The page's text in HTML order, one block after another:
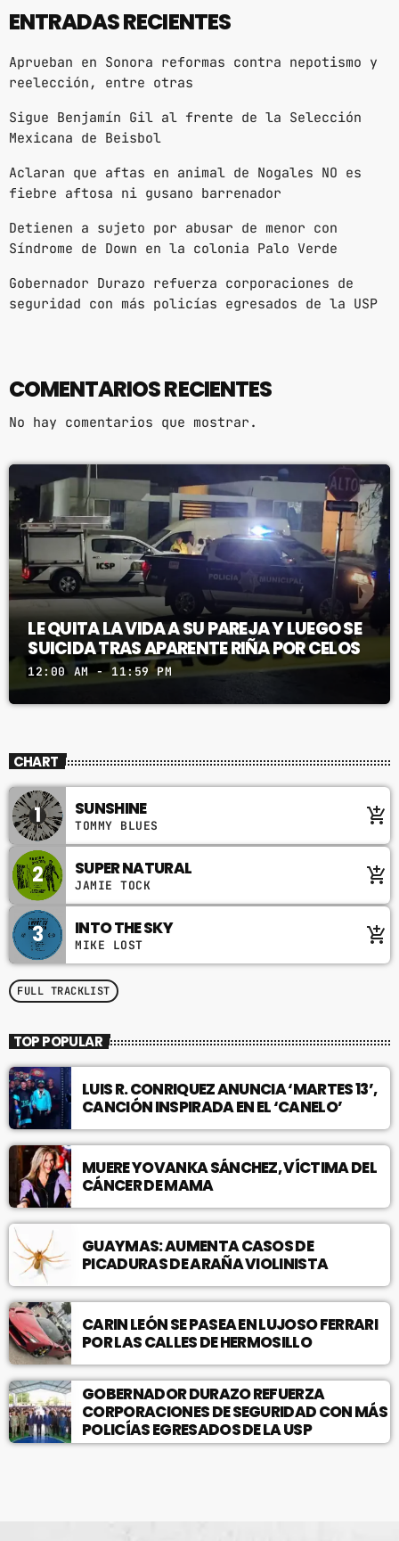
ENTRADAS RECIENTES
Aprueban en Sonora reformas contra nepotismo y
reelección, entre otras
Sigue Benjamín Gil al frente de la Selección
Mexicana de Beisbol
Aclaran que aftas en animal de Nogales NO es
fiebre aftosa ni gusano barrenador
Detienen a sujeto por abusar de menor con
Síndrome de Down en la colonia Palo Verde
Gobernador Durazo refuerza corporaciones de
seguridad con más policías egresados de la USP
COMENTARIOS RECIENTES
No hay comentarios que mostrar.
LE QUITA LA VIDA A SU PAREJA Y LUEGO SE
SUICIDA TRAS APARENTE RIÑA POR CELOS
12:00 AM - 11:59 PM
CHART
1 SUNSHINE
TOMMY BLUES add_shopping_cart
2 SUPER NATURAL
JAMIE TOCK add_shopping_cart
3 INTO THE SKY
MIKE LOST add_shopping_cart
FULL TRACKLIST
TOP POPULAR
LUIS R. CONRIQUEZ ANUNCIA ‘MARTES 13’,
CANCIÓN INSPIRADA EN EL ‘CANELO’
MUERE YOVANKA SÁNCHEZ, VÍCTIMA DEL
CÁNCER DE MAMA
GUAYMAS: AUMENTA CASOS DE
PICADURAS DE ARAÑA VIOLINISTA
CARIN LEÓN SE PASEA EN LUJOSO FERRARI
POR LAS CALLES DE HERMOSILLO
GOBERNADOR DURAZO REFUERZA
CORPORACIONES DE SEGURIDAD CON MÁS
POLICÍAS EGRESADOS DE LA USP